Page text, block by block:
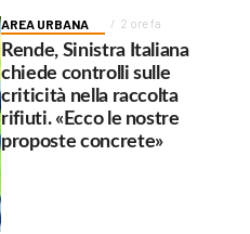
AREA URBANA 2 ore fa
Rende, Sinistra Italiana
chiede controlli sulle
criticità nella raccolta
rifiuti. «Ecco le nostre
proposte concrete»